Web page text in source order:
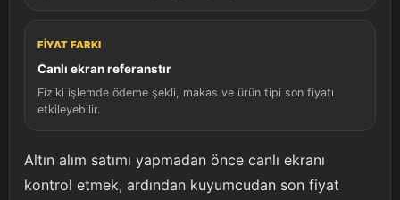
FIYAT FARKI
Canlı ekran referanstır
Fiziki işlemde ödeme şekli, makas ve ürün tipi son fiyatı
etkileyebilir.
Altın alım satımı yapmadan önce canlı ekranı
kontrol etmek, ardından kuyumcudan son fiyat